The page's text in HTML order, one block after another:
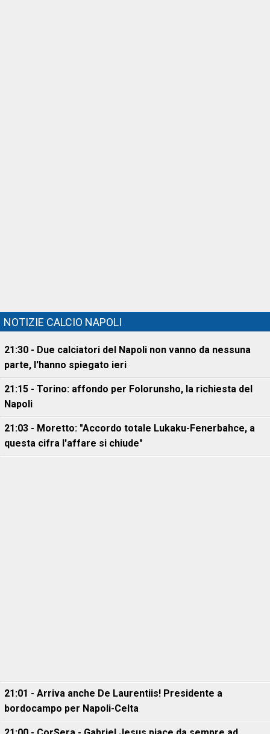
NOTIZIE CALCIO NAPOLI
21:30 - Due calciatori del Napoli non vanno da nessuna
parte, l'hanno spiegato ieri
21:15 - Torino: affondo per Folorunsho, la richiesta del
Napoli
21:03 - Moretto: "Accordo totale Lukaku-Fenerbahce, a
questa cifra l'affare si chiude"
21:01 - Arriva anche De Laurentiis! Presidente a
bordocampo per Napoli-Celta